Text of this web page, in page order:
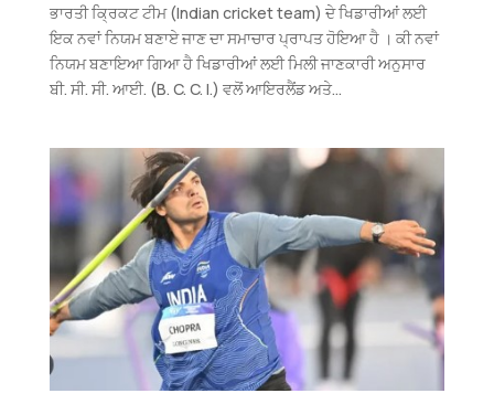
ਭਾਰਤੀ ਕ੍ਰਿਕਟ ਟੀਮ (Indian cricket team) ਦੇ ਖਿਡਾਰੀਆਂ ਲਈ
ਇਕ ਨਵਾਂ ਨਿਯਮ ਬਣਾਏ ਜਾਣ ਦਾ ਸਮਾਚਾਰ ਪ੍ਰਾਪਤ ਹੋਇਆ ਹੈ । ਕੀ ਨਵਾਂ
ਨਿਯਮ ਬਣਾਇਆ ਗਿਆ ਹੈ ਖਿਡਾਰੀਆਂ ਲਈ ਮਿਲੀ ਜਾਣਕਾਰੀ ਅਨੁਸਾਰ
ਬੀ. ਸੀ. ਸੀ. ਆਈ. (B. C. C. I.) ਵਲੋਂ ਆਇਰਲੈਂਡ ਅਤੇ...